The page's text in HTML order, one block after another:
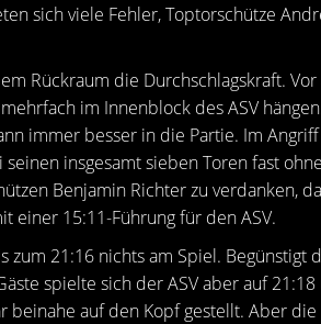
sich viele Fehler, Toptorschütze
Rückraum die Durchschlagskraft.
im Innenblock des ASV
immer besser in die Partie. Im
insgesamt sieben Toren fast
Benjamin Richter zu verdanken,
einer 15:11-Führung für den ASV.
zum 21:16 nichts am Spiel. Begünstigt
spielte sich der ASV aber auf
beinahe auf den Kopf gestellt. Aber